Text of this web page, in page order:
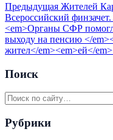
Предыдущая Жителей
Всероссийский финзачет.
<em>Органы СФР
выходу на пенсию </
жител</em><em>ей</
Поиск
Рубрики